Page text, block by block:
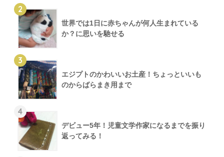
2
世界では1日に赤ちゃんが何人生まれている
か？に思いを馳せる
3
エジプトのかわいいお土産！ちょっといいも
のからばらまき用まで
4
デビュー5年！児童文学作家になるまでを振り
返ってみる！